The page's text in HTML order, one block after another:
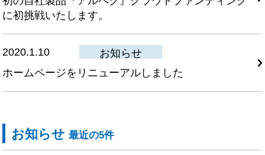
に初挑戦いたします。
2020.1.10
お知らせ
ホームページをリニューアルしました
お知らせ最近の5件